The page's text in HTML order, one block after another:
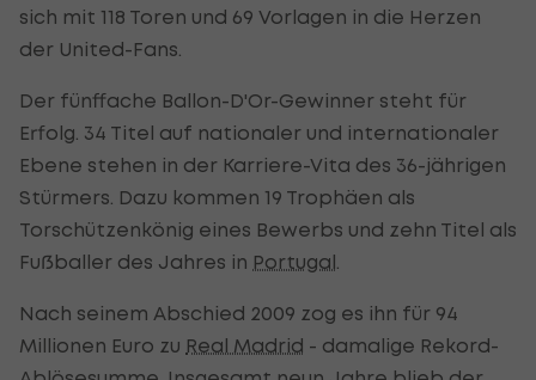
sich mit 118 Toren und 69 Vorlagen in die Herzen
der United-Fans.
Der fünffache Ballon-D'Or-Gewinner steht für
Erfolg. 34 Titel auf nationaler und internationaler
Ebene stehen in der Karriere-Vita des 36-jährigen
Stürmers. Dazu kommen 19 Trophäen als
Torschützenkönig eines Bewerbs und zehn Titel als
Fußballer des Jahres in Portugal
Nach seinem Abschied 2009 zog es ihn für 94
Millionen Euro zu Real Madrid - damalige Rekord-